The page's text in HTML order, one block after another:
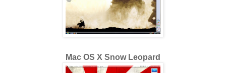
Mac OS X Snow Leopard